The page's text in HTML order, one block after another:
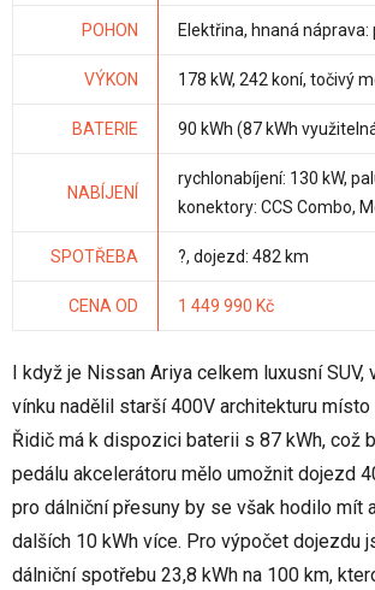
POHON Elektřina, hnaná náprava:
VÝKON 178 kW, 242 koní, točivý
BATERIE 90 kWh (87 kWh
NABÍJENÍ
rychlonabíjení: 130 kW,
konektory: CCS Combo,
SPOTŘEBA ?, dojezd: 482 km
CENA OD 1 449 990 Kč
I když je Nissan Ariya celkem luxusní
vínku nadělil starší 400V architekturu místo
Řidič má k dispozici baterii s 87 kWh, což
pedálu akcelerátoru mělo umožnit dojezd
pro dálniční přesuny by se však hodilo mít
dalších 10 kWh více. Pro výpočet dojezdu
dálniční spotřebu 23,8 kWh na 100 km,